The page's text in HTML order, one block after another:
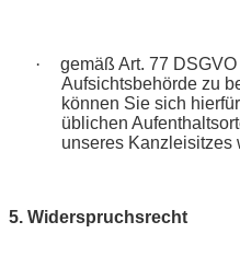
·
gemäß Art. 77
Aufsichtsbehörde zu
können Sie sich
üblichen
unseres Kanzleisitzes
5. Widerspruchsrecht